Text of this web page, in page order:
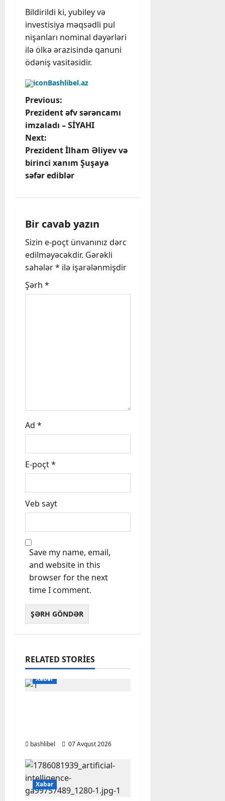
Bildirildi ki, yubiley və
investisiya məqsədli pul
nişanları nominal dəyərləri
ilə ölkə ərazisində qanuni
ödəniş vasitəsidir.
Bashlibel.az
P
o
s
t
v
i
g
a
Previous:
Prezident əfv sərəncamı
imzaladı – SİYAHI
Next:
Prezident İlham Əliyev və
birinci xanım Şuşaya
səfər ediblər
Bir cavab yazın
Sizin e-poçt ünvanınız dərc
edilməyəcəkdir. Gərəkli
sahələr* ilə işarələnmişdir
Şərh *
Ad *
E-poçt*
Veb sayt
Save my name, email,
and website in this
browser for the next
time I comment.
RELATED STORIES
Xəbər
bashlibel 07 Avqust 2026
Xəbər